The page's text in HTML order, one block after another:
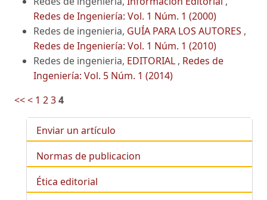
Redes de Ingeniería: Vol. 1 Núm. 1 (2000)
Redes de ingenieria, GUÍA PARA LOS AUTORES ,
Redes de Ingeniería: Vol. 1 Núm. 1 (2010)
Redes de ingenieria, EDITORIAL , Redes de
Ingeniería: Vol. 5 Núm. 1 (2014)
<<< 1 234
Enviar un artículo
Normas de publicacion
Ética editorial